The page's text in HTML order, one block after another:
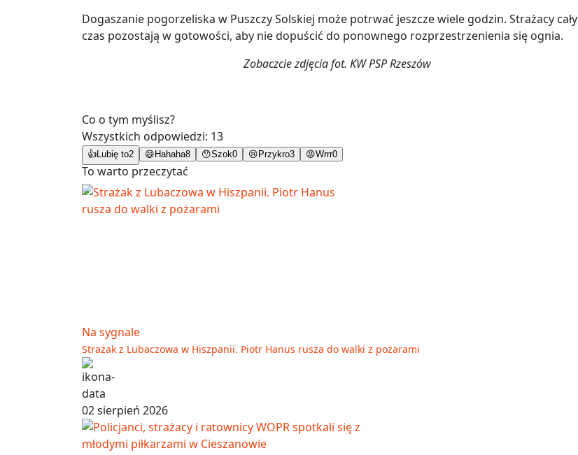
Dogaszanie pogorzeliska w Puszczy Solskiej może potrwać jeszcze wiele godzin. Strażacy cały
czas pozostają w gotowości, aby nie dopuścić do ponownego rozprzestrzenienia się ognia.
Zobaczcie zdjęcia fot. KW PSP Rzeszów
Co o tym myślisz?
Wszystkich odpowiedzi: 13
👍Lubię to2 😄 Hahaha8 😯Szok0 😢 Przykro3 😡Wrrr0
To warto przeczytać
Na sygnale
Strażak z Lubaczowa w Hiszpanii. Piotr Hanus rusza do walki z pożarami
02 sierpień 2026